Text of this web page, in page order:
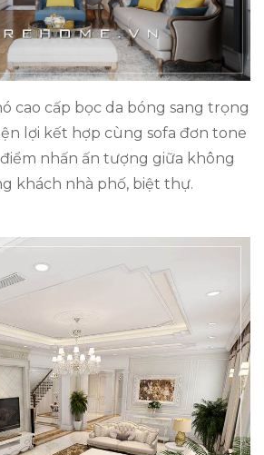
cao cấp bọc da bóng sang trọng
lợi kết hợp cùng sofa đơn tone
nhấn ấn tượng giữa không
khách nhà phố, biệt thự.